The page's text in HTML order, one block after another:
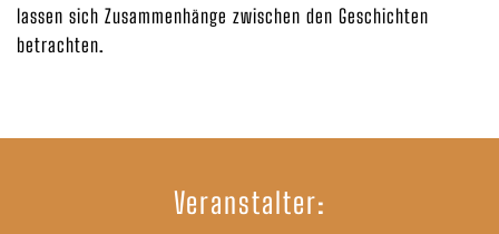
lassen sich Zusammenhänge zwischen den Geschichten
betrachten.
Veranstalter: